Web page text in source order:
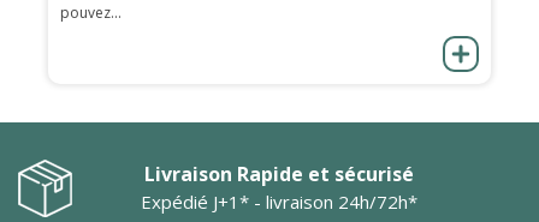
pouvez...
Livraison Rapide et sécurisé
Expédié J+1* - livraison 24h/72h*